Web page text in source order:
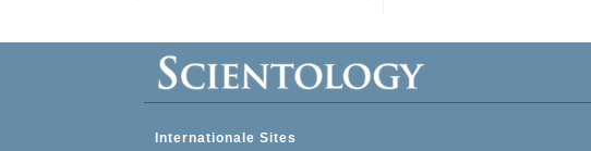
Internationale Sites